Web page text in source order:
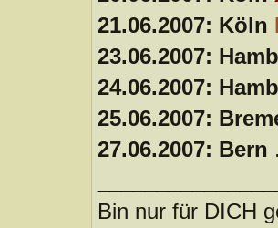
21.06.2007: Köln
23.06.2007:
24.06.2007:
25.06.2007:
27.06.2007: Bern
Bin nur für DICH